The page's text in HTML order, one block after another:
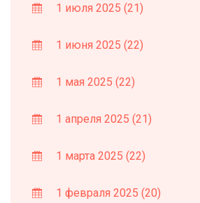
1 июля 2025 (21)
1 июня 2025 (22)
1 мая 2025 (22)
1 апреля 2025 (21)
1 марта 2025 (22)
1 февраля 2025 (20)